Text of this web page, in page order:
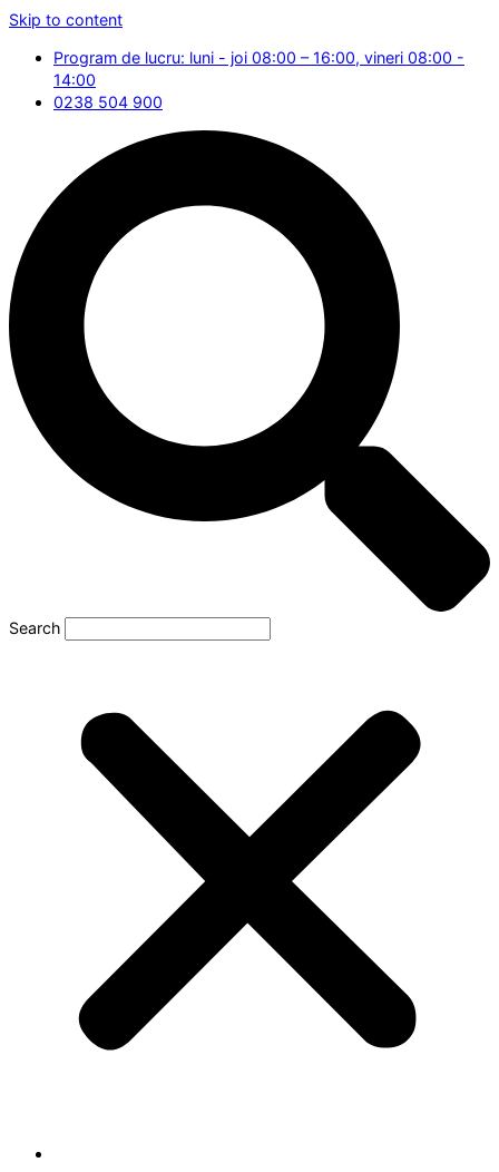
Skip to content
Program de lucru: luni - joi 08:00 – 16:00, vineri 08:00 -
14:00
0238 504 900
Search